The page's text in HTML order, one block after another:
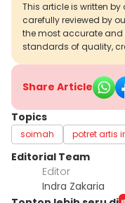
This article is written
carefully reviewed by
the most accurate and
standards of quality,
Share Article
Topics
soimah potret artis
Editorial Team
Editor
Indra Zakaria